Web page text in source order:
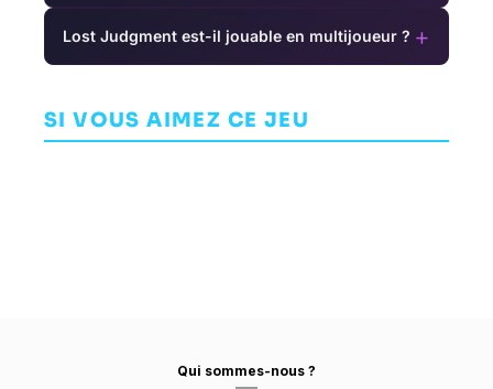
Lost Judgment est-il jouable en multijoueur ? +
SI VOUS AIMEZ CE JEU
AVENTURE
AVENTURE
Qui sommes-nous ?